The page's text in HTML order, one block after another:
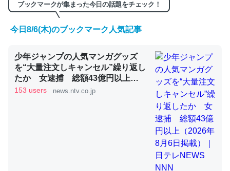
くらい。小説でいう「ずっと前の伏線」は回収されないけ
ど、短期記憶というには多い分量。進化すればするほど分
かりやすく強くなりそう
─GPTの仕組みと限界についての考察（１） - conceptualization
昆虫ってカルシウム少ないのか。知らんかった。調べたら
ブックマークが集まった今日の話題をチェック！
今日8/6(木)のブックマーク人気記事
少年ジャンプの人気マンガグッズ
を“大量注文しキャンセル”繰り返し
たか 女逮捕 総額43億円以上
（2026年8月6日掲載）｜日テレ
153 users news.ntv.co.jp